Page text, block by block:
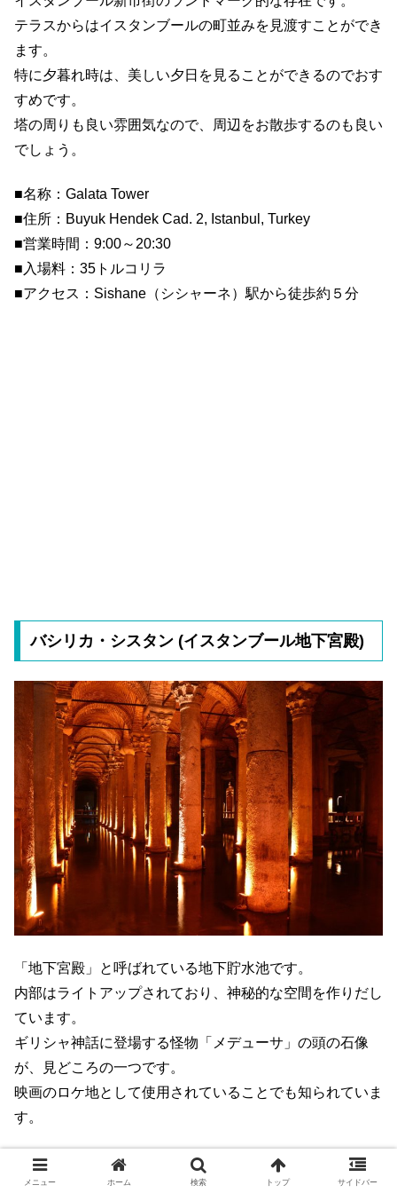
テラスからはイスタンブールの町並みを見渡すことができ
ます。
特に夕暮れ時は、美しい夕日を見ることができるのでおす
すめです。
塔の周りも良い雰囲気なので、周辺をお散歩するのも良い
でしょう。
■名称：Galata Tower
■住所：Buyuk Hendek Cad. 2, Istanbul, Turkey
■営業時間：9:00～20:30
■入場料：35トルコリラ
■アクセス：Sishane（シシャーネ）駅から徒歩約５分
バシリカ・シスタン (イスタンブール地下宮殿)
「地下宮殿」と呼ばれている地下貯水池です。
内部はライトアップされており、神秘的な空間を作りだし
ています。
ギリシャ神話に登場する怪物「メデューサ」の頭の石像
が、見どころの一つです。
映画のロケ地として使用されていることでも知られていま
す。
■名称：Basilica Cistern
■住所：Alemdar Mahallesi, Yerebatan Caddesi, No:1/3,
メニュー ホーム 検索 トップ サイドバー